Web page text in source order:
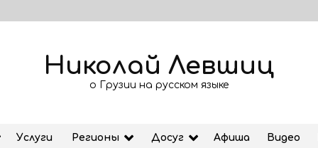
Николай Левшиц
о Грузии на русском языке
Услуги Регионы Досуг Афиша Видео